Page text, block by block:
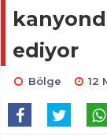
ediyor
Bölge 12